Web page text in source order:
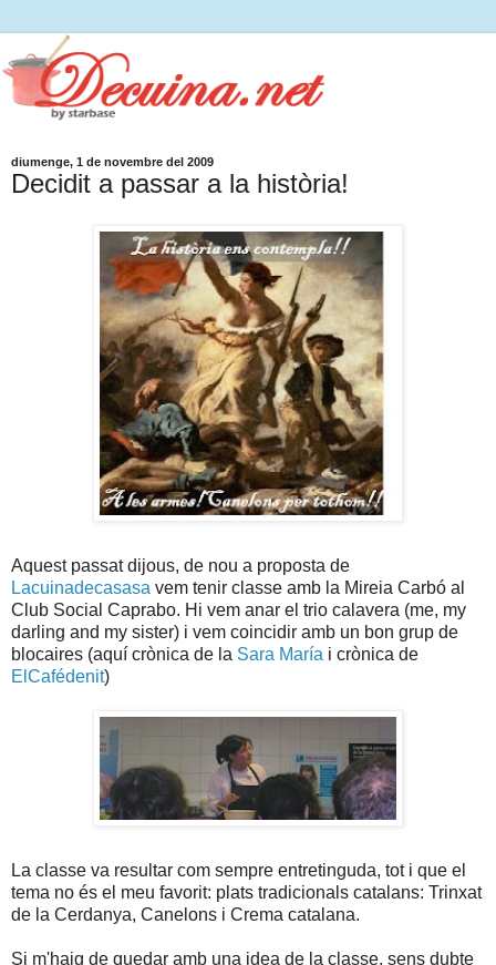
diumenge, 1 de novembre del 2009
Decidit a passar a la història!
Aquest passat dijous, de nou a proposta de
Lacuinadecasasa vem tenir classe amb la Mireia Carbó al
Club Social Caprabo. Hi vem anar el trio calavera (me, my
darling and my sister) i vem coincidir amb un bon grup de
blocaires (aquí crònica de la Sara María i crònica de
ElCafédenit)
La classe va resultar com sempre entretinguda, tot i que el
tema no és el meu favorit: plats tradicionals catalans: Trinxat
de la Cerdanya, Canelons i Crema catalana.
Si m'haig de quedar amb una idea de la classe, sens dubte